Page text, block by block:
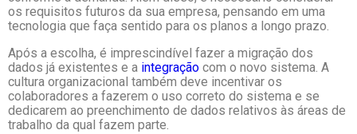
os requisitos futuros da sua empresa, pensando em uma
tecnologia que faça sentido para os planos a longo prazo.
Após a escolha, é imprescindível fazer a migração dos
dados já existentes e a integração com o novo sistema. A
cultura organizacional também deve incentivar os
colaboradores a fazerem o uso correto do sistema e se
dedicarem ao preenchimento de dados relativos às áreas de
trabalho da qual fazem parte.